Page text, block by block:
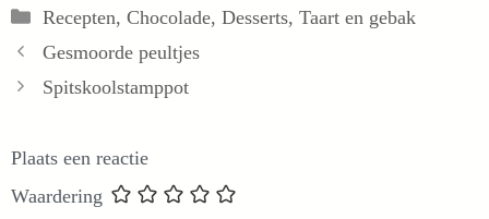
Categorieën
Recepten, Chocolade, Desserts, Taart en gebak
Gesmoorde peultjes
Spitskoolstamppot
Plaats een reactie
Waardering